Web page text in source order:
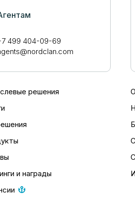
499 404-09-69
решения
и награды